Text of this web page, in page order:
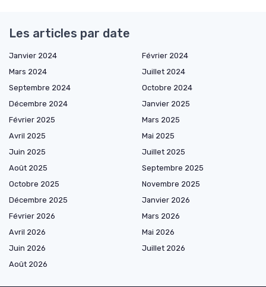
Les articles par date
Janvier 2024
Février 2024
Mars 2024
Juillet 2024
Septembre 2024
Octobre 2024
Décembre 2024
Janvier 2025
Février 2025
Mars 2025
Avril 2025
Mai 2025
Juin 2025
Juillet 2025
Août 2025
Septembre 2025
Octobre 2025
Novembre 2025
Décembre 2025
Janvier 2026
Février 2026
Mars 2026
Avril 2026
Mai 2026
Juin 2026
Juillet 2026
Août 2026